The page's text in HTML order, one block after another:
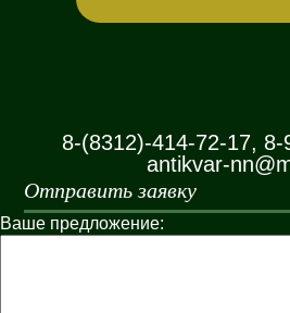
8-(8312)-414-72-17, 8-
antikvar-
Отправить заявку
Ваше предложение: